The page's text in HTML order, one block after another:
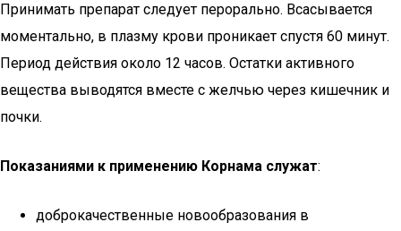
Принимать препарат следует перорально. Всасывается
моментально, в плазму крови проникает спустя 60 минут.
Период действия около 12 часов. Остатки активного
вещества выводятся вместе с желчью через кишечник и
почки.
Показаниями к применению Корнама служат:
доброкачественные новообразования в